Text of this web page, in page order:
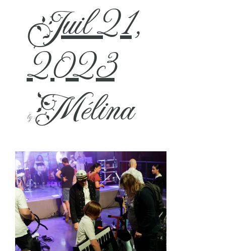
Juil 21,
2023
by :Mélina